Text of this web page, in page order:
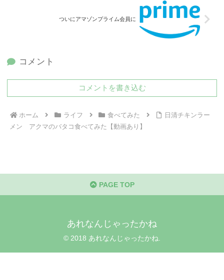
ついにアマゾンプライム会員に
コメント
コメントを書き込む
ホーム ライフ 食べてみた
日清チキンラー
メン アクマのバタコ食べてみた【動画あり】
PAGE TOP
あれなんじゃったかね
© 2018 あれなんじゃったかね.